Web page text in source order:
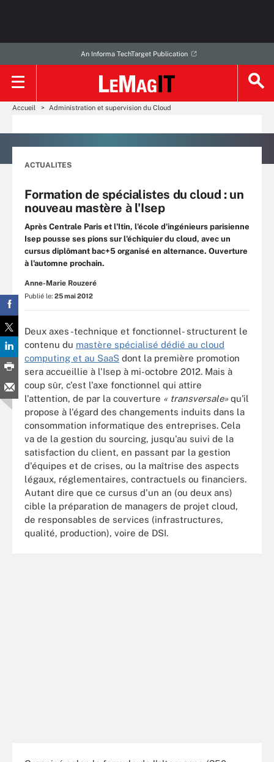
An Informa TechTarget Publication
Accueil Administration et supervision du Cloud
ACTUALITES
Formation de spécialistes du cloud : un
nouveau mastère à l'Isep
Après Centrale Paris et l'Itin, l'école d'ingénieurs parisienne
Isep pousse ses pions sur l'échiquier du cloud, avec un
cursus diplômant bac+5 organisé en alternance. Ouverture
à l'automne prochain.
Anne-Marie Rouzeré
Publié le: 25 mai 2012
Deux axes -technique et fonctionnel- structurent le
contenu du mastère spécialisé dédié au cloud
computing et au SaaS dont la première promotion
sera accueillie à l'Isep à mi-octobre 2012. Mais à
coup sûr, c'est l'axe fonctionnel qui attire
l'attention, de par la couverture « transversale» qu'il
propose à l'égard des changements induits dans la
consommation informatique des entreprises. Cela
va de la gestion du sourcing, jusqu'au suivi de la
satisfaction du client, en passant par la gestion
d'équipes et de crises, ou la maîtrise des aspects
légaux, réglementaires, contractuels ou financiers.
Autant dire que ce cursus d'un an (ou deux ans)
cible la préparation de managers de projet cloud,
de responsables de services (infrastructures,
qualité, production), voire de DSI.